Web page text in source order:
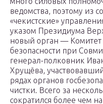
ведомства, поэтому из
«чекистские»
указом Президиума
новый орган — Комитет
безопасности при
генерал-полковник
Хрущёва,
рядах органов
чистки. Всего за
сократился более чем